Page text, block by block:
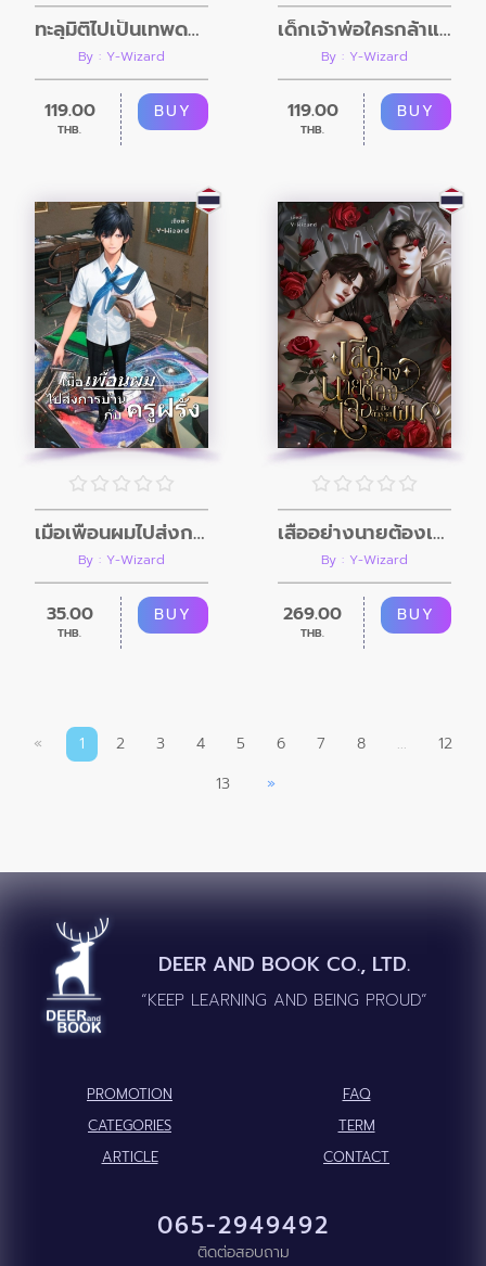
ทะลุมิติไปเป็นเทพดวงซวยในนิยายติ๊งต๊องแสนวุ่น
By : Y-Wizard
119.00
THB.
BUY
เด็กเจ้าพ่อใครกล้าแตะ (Omegaverse)
By : Y-Wizard
119.00
THB.
BUY
เมื่อเพื่อนผมไปส่งการบ้านกับครูฝรั่ง
By : Y-Wizard
35.00
THB.
BUY
เสืออย่างนายต้องเจอเหยื่อตัวร้ายอย่างผม
By : Y-Wizard
269.00
THB.
BUY
« 1 2 3 4 5 6 7 8 ...
12
13
»
DEER AND BOOK CO., LTD.
“KEEP LEARNING AND BEING PROUD”
PROMOTION
FAQ
CATEGORIES
TERM
ARTICLE
CONTACT
065-2949492
ติดต่อสอบถาม